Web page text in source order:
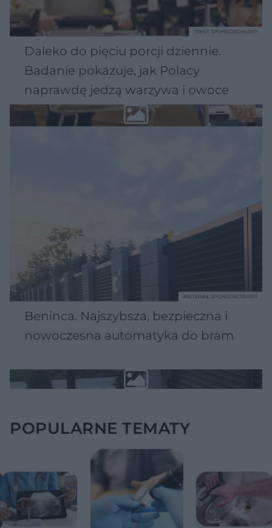
Daleko do pięciu porcji dziennie.
Badanie pokazuje, jak Polacy
naprawdę jedzą warzywa i owoce
TEKST SPONSOROWANY
Beninca. Najszybsza, bezpieczna i
nowoczesna automatyka do bram
MATERIAŁ SPONSOROWANY
POPULARNE TEMATY